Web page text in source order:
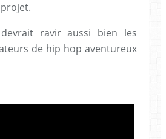
ravir aussi bien les
de hip hop aventureux